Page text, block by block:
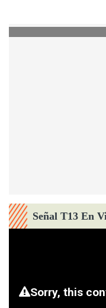
Señal T13 En